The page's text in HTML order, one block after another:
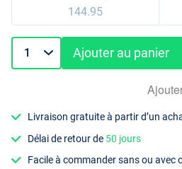
144.95
Ajouter au panier
Livraison gratuite à partir d’un
Délai de retour de 50 jours
Facile à commander sans ou avec